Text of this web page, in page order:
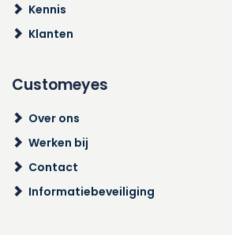
Kennis
Klanten
Customeyes
Over ons
Werken bij
Contact
Informatiebeveiliging